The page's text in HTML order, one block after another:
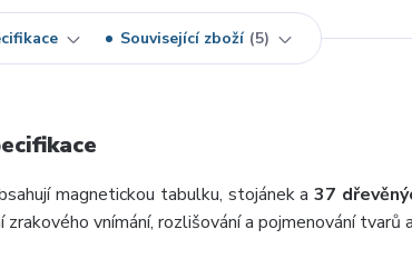
Související zboží 5
magnetickou tabulku, stojánek a37
zrakového vnímání, rozlišování a pojmenování tvarů